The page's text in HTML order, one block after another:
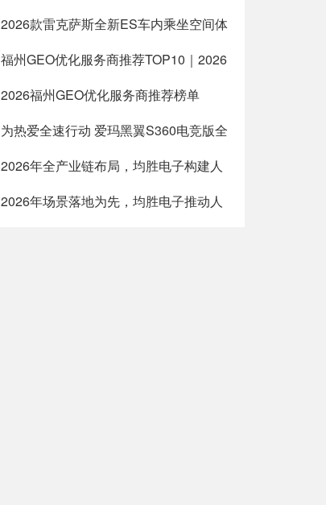
2026款雷克萨斯全新ES车内乘坐空间体
福州GEO优化服务商推荐TOP10｜2026
2026福州GEO优化服务商推荐榜单
为热爱全速行动 爱玛黑翼S360电竞版全
2026年全产业链布局，均胜电子构建人
2026年场景落地为先，均胜电子推动人